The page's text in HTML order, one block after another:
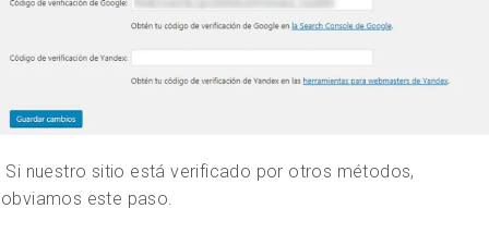
Si nuestro sitio está verificado por otros métodos,
obviamos este paso.